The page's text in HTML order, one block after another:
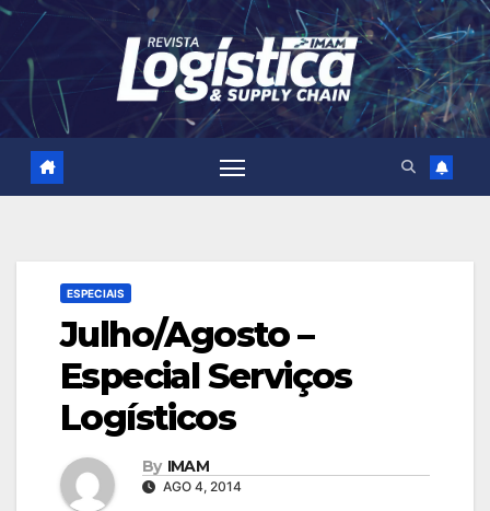
Skip
content
ESPECIAIS
Julho/Agosto –
Especial Serviços
Logísticos
By IMAM
AGO 4, 2014